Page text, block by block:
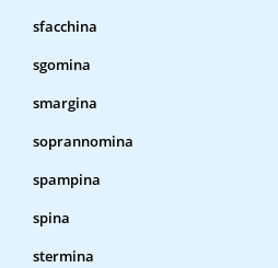
sfacchina
sgomina
smargina
soprannomina
spampina
spina
stermina